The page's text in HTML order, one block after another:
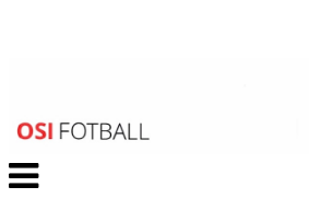
Veksle
navigasjon